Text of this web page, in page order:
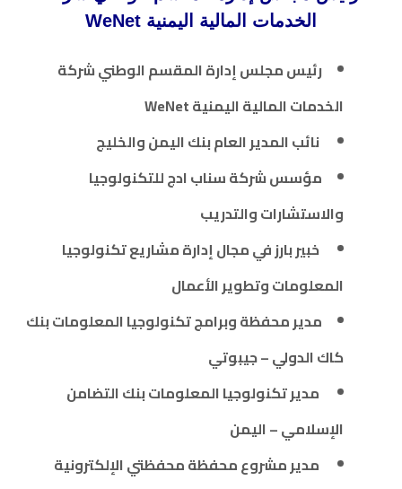
الخدمات المالية اليمنية WeNet
رئيس مجلس إدارة المقسم الوطني شركة
الخدمات المالية اليمنية WeNet
نائب المدير العام بنك اليمن والخليج
مؤسس شركة سناب ادج للتكنولوجيا
والاستشارات والتدريب
خبير بارز في مجال إدارة مشاريع تكنولوجيا
المعلومات وتطوير الأعمال
مدير محفظة وبرامج تكنولوجيا المعلومات بنك
كاك الدولي – جيبوتي
مدير تكنولوجيا المعلومات بنك التضامن
الإسلامي – اليمن
مدير مشروع محفظة محفظتي الإلكترونية